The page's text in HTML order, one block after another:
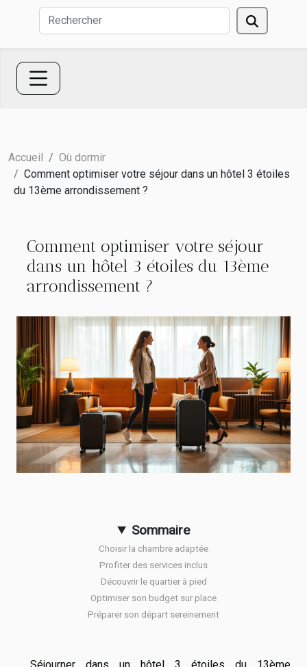
Accueil
Où dormir
Comment optimiser votre séjour dans un hôtel 3 étoiles
du 13ème arrondissement ?
Comment optimiser votre séjour
dans un hôtel 3 étoiles du 13ème
arrondissement ?
Sommaire
Choisir la chambre adaptée
Profiter des services inclus
Découvrir le quartier à pied
Optimiser son budget sur place
Préparer son départ sereinement